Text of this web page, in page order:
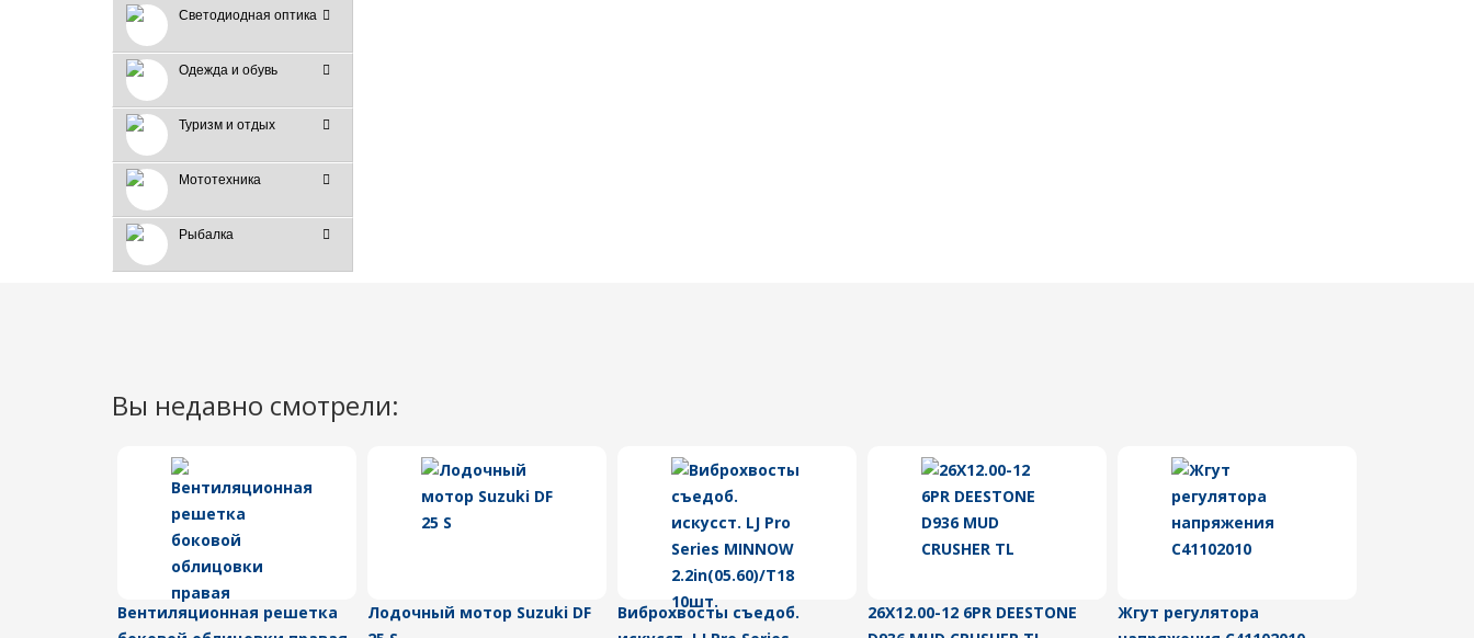
Светодиодная оптика
Одежда и обувь
Туризм и отдых
Мототехника
Рыбалка
Вы недавно смотрели:
Вентиляционная решетка
Лодочный мотор Suzuki DF
Виброхвосты съедоб.
26X12.00-12 6PR DEESTONE
Жгут регулятора